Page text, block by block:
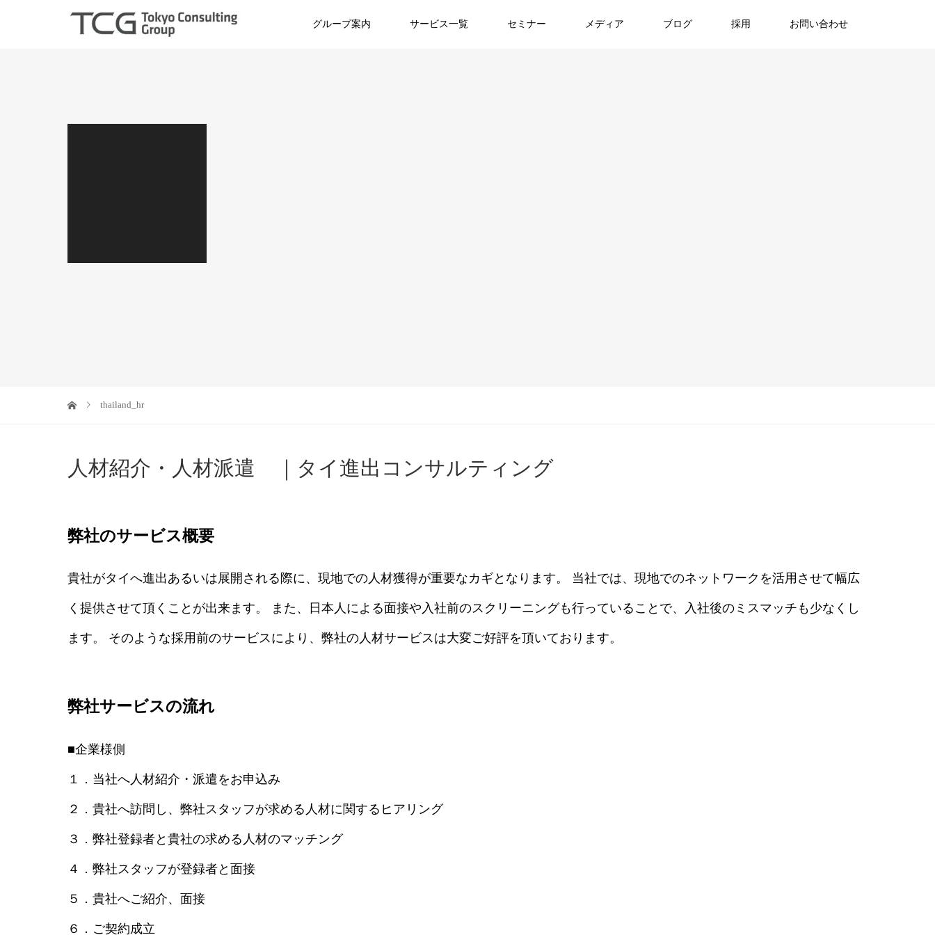
グループ案内 サービス一覧 セミナー メディア ブログ 採用 お問い合わせ
thailand_hr
人材紹介・人材派遣 ｜タイ進出コンサルティング
弊社のサービス概要
貴社がタイへ進出あるいは展開される際に、現地での人材獲得が重要なカギとなります。 当社では、現地でのネットワークを活用させて幅広
く提供させて頂くことが出来ます。 また、日本人による面接や入社前のスクリーニングも行っていることで、入社後のミスマッチも少なくし
ます。 そのような採用前のサービスにより、弊社の人材サービスは大変ご好評を頂いております。
弊社サービスの流れ
■企業様側
１．当社へ人材紹介・派遣をお申込み
２．貴社へ訪問し、弊社スタッフが求める人材に関するヒアリング
３．弊社登録者と貴社の求める人材のマッチング
４．弊社スタッフが登録者と面接
５．貴社へご紹介、面接
６．ご契約成立